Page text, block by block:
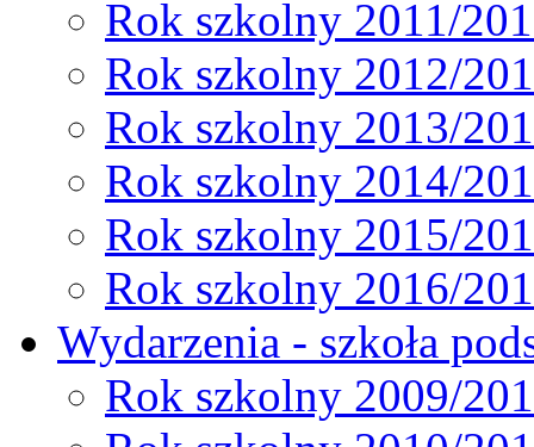
Rok szkolny 2011/
Rok szkolny 2012/
Rok szkolny 2013/
Rok szkolny 2014/
Rok szkolny 2015/
Rok szkolny 2016/
Wydarzenia - szkoła
Rok szkolny 2009/